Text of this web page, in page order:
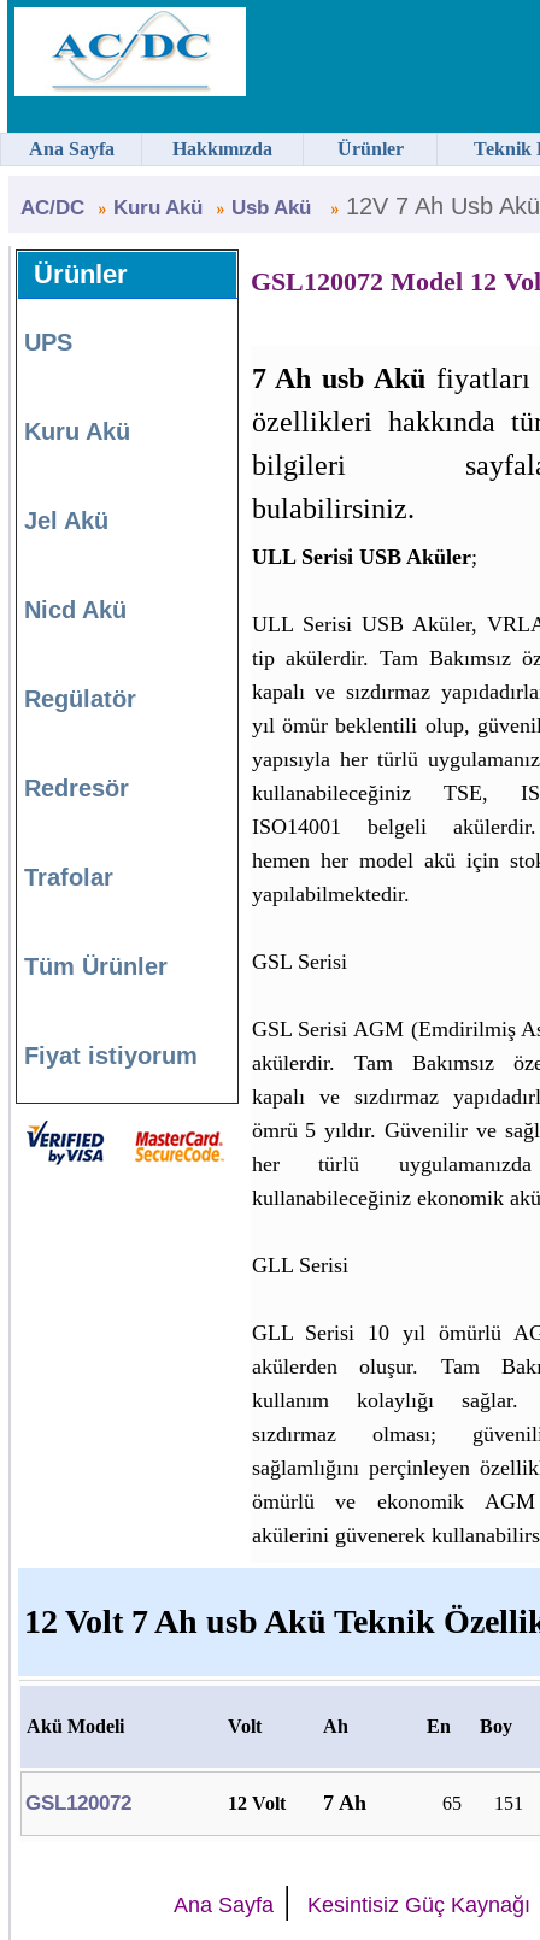
AC/DC Kuru Akü Usb Akü 12V 7 Ah Usb Akü
Ürünler
UPS
Kuru Akü
Jel Akü
Nicd Akü
Regülatör
Redresör
Trafolar
Tüm Ürünler
Fiyat istiyorum
GSL120072 Model 12
7 Ah usb Akü
özellikleri hakkında
bilgileri
bulabilirsiniz.
ULL Serisi USB Aküler;
ULL Serisi USB Aküler,
tip akülerdir. Tam Bakımsız
kapalı ve sızdırmaz
yıl ömür beklentili olup,
yapısıyla her türlü
kullanabileceğiniz TSE,
ISO14001 belgeli
hemen her model akü için
yapılabilmektedir.
GSL Serisi
GSL Serisi AGM (Emdirilmiş
akülerdir. Tam Bakımsız
kapalı ve sızdırmaz
ömrü 5 yıldır. Güvenilir ve
her türlü
kullanabileceğiniz ekonomik
GLL Serisi
GLL Serisi 10 yıl ömürlü
akülerden oluşur. Tam
kullanım kolaylığı
sızdırmaz olması;
sağlamlığını perçinleyen
ömürlü ve ekonomik
akülerini güvenerek
12 Volt 7 Ah usb Akü Teknik
Akü Modeli Volt Ah En Boy
GSL120072 12 Volt 7 Ah 65 151
Ana Sayfa| Kesintisiz Güç Kaynağı
Ana Sayfa Hakkımızda Ürünler Teknik